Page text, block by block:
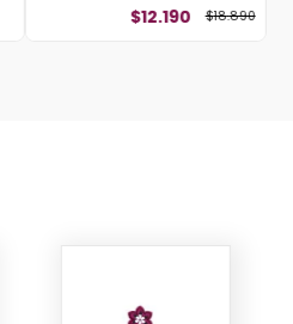
$12.190 $18.890